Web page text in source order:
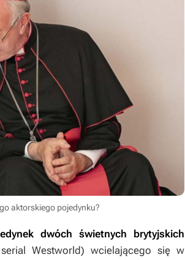
aktorskiego pojedynku?
dwóch świetnych brytyjskich
Westworld) wcielającego się w